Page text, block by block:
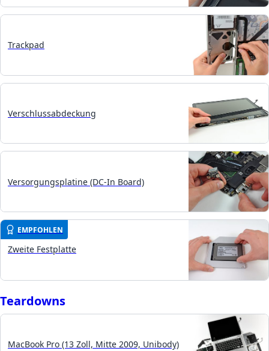
Trackpad
Verschlussabdeckung
Versorgungsplatine (DC-In Board)
EMPFOHLEN
Zweite Festplatte
Teardowns
MacBook Pro (13 Zoll, Mitte 2009, Unibody)